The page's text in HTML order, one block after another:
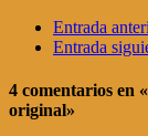
Entrada
Entrada
4 comentarios en
original»